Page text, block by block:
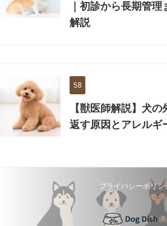
｜初診から長期管
解説
58
【獣医師解説】犬
返す原因とアレルギ
プライバシーポリシ